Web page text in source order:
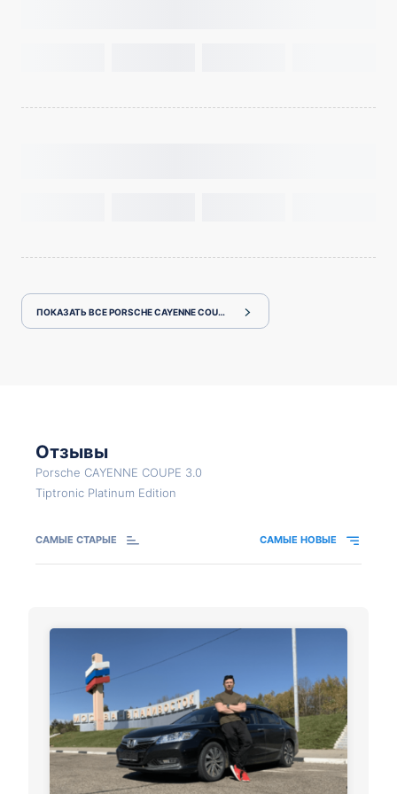
ПОКАЗАТЬ ВСЕ PORSCHE CAYENNE COUPE PO536
Отзывы
Porsche CAYENNE COUPE 3.0
Tiptronic Platinum Edition
САМЫЕ СТАРЫЕ САМЫЕ НОВЫЕ